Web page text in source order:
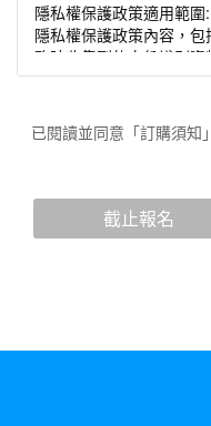
隱私權保護政策適用範圍:
隱私權保護政策內容，
務時收集到的身份識別資
作與本公司合作時分享
不適用於本公司以外的
人員。例如您透過本公
放連結的廠商也可能蒐
人資訊，這些廣告廠商
您個人在本網站上的聊
為，在非經加密的保護
個人的資料，其範圍如下
已閱讀並同意「訂購須知
截止報名